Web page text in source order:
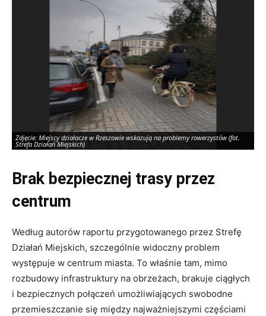
Zdjęcie: Miejscy działacze w Rzeszowie wskazują na problemy rowerzystów (fot.
Strefa Działań Miejskich)
Brak bezpiecznej trasy przez
centrum
Według autorów raportu przygotowanego przez Strefę
Działań Miejskich, szczególnie widoczny problem
występuje w centrum miasta. To właśnie tam, mimo
rozbudowy infrastruktury na obrzeżach, brakuje ciągłych
i bezpiecznych połączeń umożliwiających swobodne
przemieszczanie się między najważniejszymi częściami